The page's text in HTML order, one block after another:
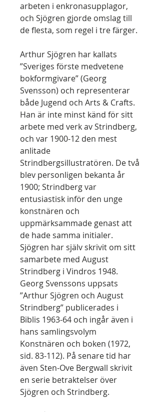
arbeten i enkronasupplagor,
och Sjögren gjorde omslag till
de flesta, som regel i tre färger.
Arthur Sjögren har kallats
”Sveriges förste medvetene
bokformgivare” (Georg
Svensson) och representerar
både Jugend och Arts & Crafts.
Han är inte minst känd för sitt
arbete med verk av Strindberg,
och var 1900-12 den mest
anlitade
Strindbergsillustratören. De två
blev personligen bekanta år
1900; Strindberg var
entusiastisk inför den unge
konstnären och
uppmärksammade genast att
de hade samma initialer.
Sjögren har själv skrivit om sitt
samarbete med August
Strindberg i Vindros 1948.
Georg Svenssons uppsats
”Arthur Sjögren och August
Strindberg” publicerades i
Biblis 1963-64 och ingår även i
hans samlingsvolym
Konstnären och boken (1972,
sid. 83-112). På senare tid har
även Sten-Ove Bergwall skrivit
en serie betraktelser över
Sjögren och Strindberg.